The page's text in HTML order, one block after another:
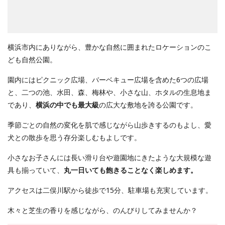
横浜市内にありながら、豊かな自然に囲まれたロケーションのこ
ども自然公園。
園内にはピクニック広場、バーベキュー広場を含めた6つの広場
と、二つの池、水田、森、梅林や、小さな山、ホタルの生息地ま
であり、 横浜の中でも最大級の広大な敷地を誇る公園です。
季節ごとの自然の変化を肌で感じながら山歩きするのもよし、愛
犬との散歩を思う存分楽しむもよしです。
小さなお子さんには長い滑り台や遊園地にきたような大規模な遊
具も揃っていて、 丸一日いても飽きることなく楽しめます。
アクセスは二俣川駅から徒歩で15分、駐車場も充実しています。
木々と芝生の香りを感じながら、のんびりしてみませんか？